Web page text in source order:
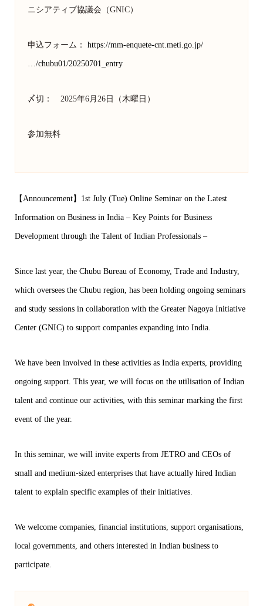
ニシアティブ協議会（GNIC）
申込フォーム： https://mm-enquete-cnt.meti.go.jp/
…/chubu01/20250701_entry
〆切： 2025年6月26日（木曜日）
参加無料
【Announcement】1st July (Tue) Online Seminar on the Latest
Information on Business in India – Key Points for Business
Development through the Talent of Indian Professionals –
Since last year, the Chubu Bureau of Economy, Trade and Industry,
which oversees the Chubu region, has been holding ongoing seminars
and study sessions in collaboration with the Greater Nagoya Initiative
Center (GNIC) to support companies expanding into India.
We have been involved in these activities as India experts, providing
ongoing support. This year, we will focus on the utilisation of Indian
talent and continue our activities, with this seminar marking the first
event of the year.
In this seminar, we will invite experts from JETRO and CEOs of
small and medium-sized enterprises that have actually hired Indian
talent to explain specific examples of their initiatives.
We welcome companies, financial institutions, support organisations,
local governments, and others interested in Indian business to
participate.